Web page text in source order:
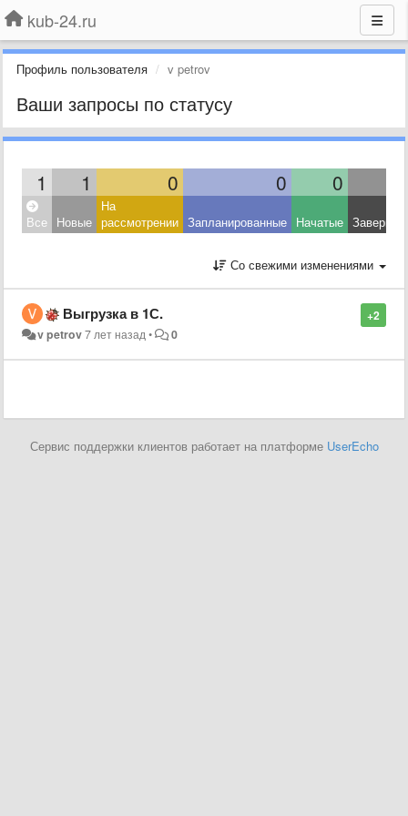
kub-24.ru
Профиль пользователя v petrov
Ваши запросы по статусу
1 1 0 0 0
Все Новые
На
рассмотрении Запланированные Начатые
Со свежими изменениями
+2
Выгрузка в 1С.
v petrov7 лет назад• 0
Сервис поддержки клиентов работает на платформе UserEcho